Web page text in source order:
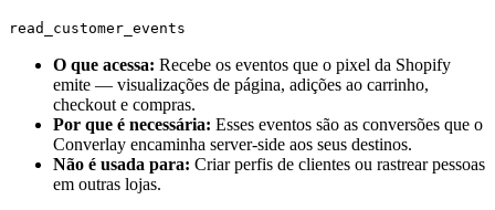
read_customer_events
O que acessa: Recebe os eventos que o pixel da Shopify
emite — visualizações de página, adições ao carrinho,
checkout e compras.
Por que é necessária: Esses eventos são as conversões que o
Converlay encaminha server-side aos seus destinos.
Não é usada para: Criar perfis de clientes ou rastrear pessoas
em outras lojas.